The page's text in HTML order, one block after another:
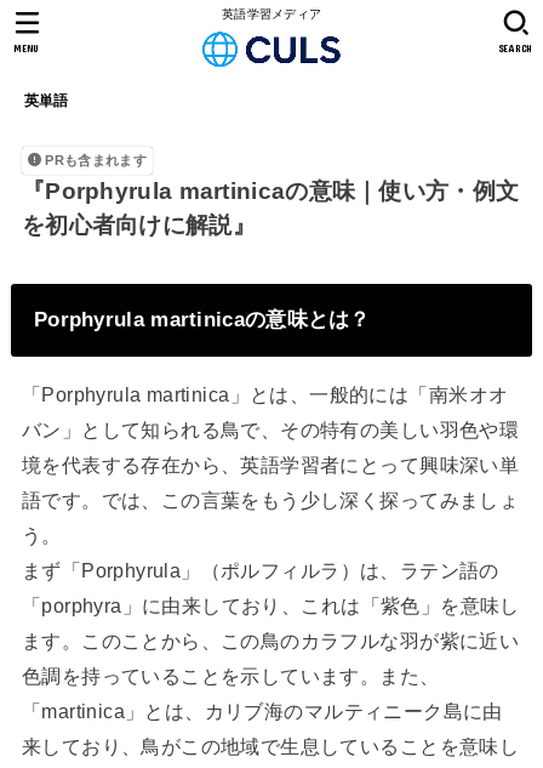
英語学習メディア
英単語
SEARCH
MENU
PRも含まれます
『Porphyrula martinicaの意味｜使い方・例文
を初心者向けに解説』
Porphyrula martinicaの意味とは？
「Porphyrula martinica」とは、一般的には「南米オオ
バン」として知られる鳥で、その特有の美しい羽色や環
境を代表する存在から、英語学習者にとって興味深い単
語です。では、この言葉をもう少し深く探ってみましょ
う。
まず「Porphyrula」（ポルフィルラ）は、ラテン語の
「porphyra」に由来しており、これは「紫色」を意味し
ます。このことから、この鳥のカラフルな羽が紫に近い
色調を持っていることを示しています。また、
「martinica」とは、カリブ海のマルティニーク島に由
来しており、鳥がこの地域で生息していることを意味し